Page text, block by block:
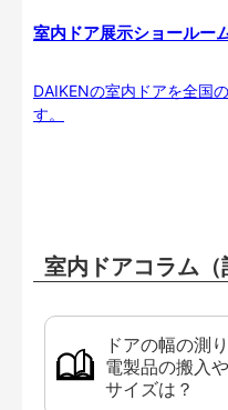
室内ドア展示ショールー
DAIKENの室内ドアを全国
す。
室内ドアコラム（
ドアの幅の測
電製品の搬入
サイズは？